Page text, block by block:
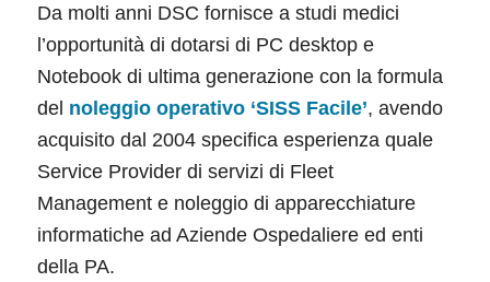
Da molti anni DSC fornisce a studi medici
l’opportunità di dotarsi di PC desktop e
Notebook di ultima generazione con la formula
del noleggio operativo ‘SISS Facile’, avendo
acquisito dal 2004 specifica esperienza quale
Service Provider di servizi di Fleet
Management e noleggio di apparecchiature
informatiche ad Aziende Ospedaliere ed enti
della PA.